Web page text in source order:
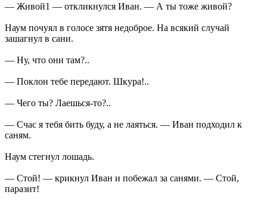
— Живой1 — откликнулся Иван. — А ты тоже живой?
Наум почуял в голосе зятя недоброе. На всякий случай
зашагнул в сани.
— Ну, что они там?..
— Поклон тебе передают. Шкура!..
— Чего ты? Лаешься-то?..
— Счас я тебя бить буду, а не лаяться. — Иван подходил к
саням.
Наум стегнул лошадь.
— Стой! — крикнул Иван и побежал за санями. — Стой,
паразит!